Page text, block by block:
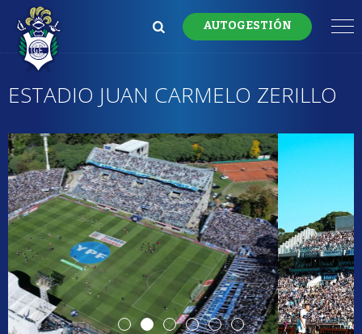
AUTOGESTIÓN
ESTADIO JUAN CARMELO ZERILLO